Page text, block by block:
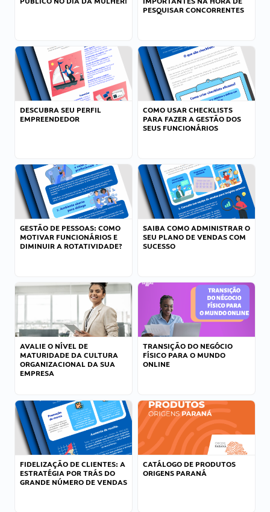
PESQUISAR CONCORRENTES
DESCUBRA SEU PERFIL
EMPREENDEDOR
COMO USAR CHECKLISTS
PARA FAZER A GESTÃO DOS
SEUS FUNCIONÁRIOS
GESTÃO DE PESSOAS: COMO
MOTIVAR FUNCIONÁRIOS E
DIMINUIR A ROTATIVIDADE?
SAIBA COMO ADMINISTRAR O
SEU PLANO DE VENDAS COM
SUCESSO
AVALIE O NÍVEL DE
MATURIDADE DA CULTURA
ORGANIZACIONAL DA SUA
EMPRESA
TRANSIÇÃO DO NEGÓCIO
FÍSICO PARA O MUNDO
ONLINE
FIDELIZAÇÃO DE CLIENTES: A
ESTRATÉGIA POR TRÁS DO
GRANDE NÚMERO DE VENDAS
CATÁLOGO DE PRODUTOS
ORIGENS PARANÁ